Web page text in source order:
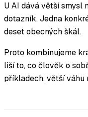
U AI dává větší smysl
dotazník. Jedna
deset obecných škál.
Proto kombinujeme
liší to, co člověk o
příkladech, větší váhu